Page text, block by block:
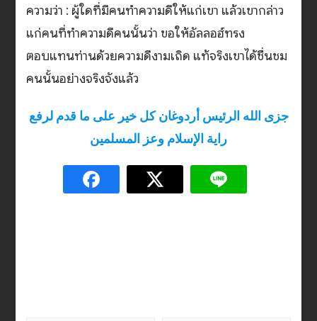
ความว่า : ผู้ใดที่มีคนทำความดีให้แก่เขา แล้วเขากล่าว
แก่คนที่ทำความดีคนนั้นว่า ขอให้อัลลอฮ์ทรง
ตอบแทนท่านด้วยความดีงามเถิด แท้จริงเขาได้ชื่นชม
คนนั้นอย่างจริงจังแล้ว
جزى الله الرئيس أردوغان كل خير على ما قدم لرفع
راية الإسلام وعز المسلمين